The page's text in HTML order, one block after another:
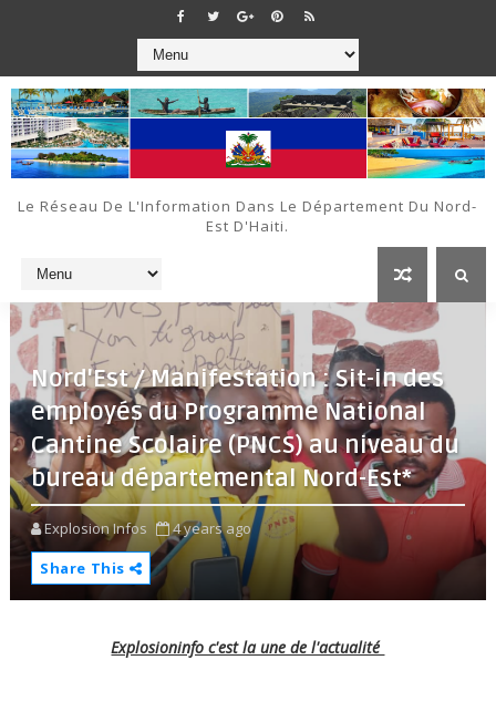
Le Réseau De L'Information Dans Le Département Du Nord-
Est D'Haiti.
Nord'Est / Manifestation : Sit-in des
employés du Programme National
Cantine Scolaire (PNCS) au niveau du
bureau départemental Nord-Est*
Explosion Infos
4 years ago
Share This
Explosioninfo c'est la une de l'actualité